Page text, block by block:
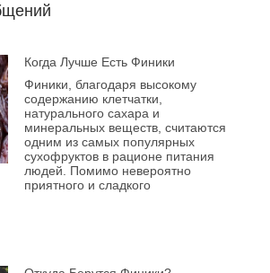
Когда Лучше Есть Финики
Финики, благодаря высокому
содержанию клетчатки,
натурального сахара и
минеральных веществ, считаются
одним из самых популярных
сухофруктов в рационе питания
людей. Помимо невероятно
приятного и сладкого